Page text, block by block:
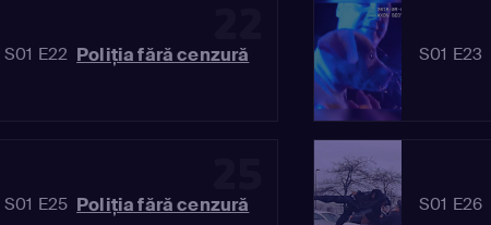
S01 E22 Poliția fără cenzură S01 E23
S01 E25 Poliția fără cenzură S01 E26